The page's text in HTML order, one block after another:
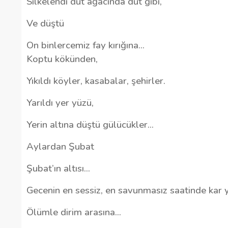
Ve düştü
On binlercemiz fay kırığına...
Koptu kökünden,
Yıkıldı köyler, kasabalar, şehirler.
Yarıldı yer yüzü,
Yerin altına düştü gülücükler...
Aylardan Şubat
Şubat’ın altısı...
Gecenin en sessiz, en savunmasız saatinde kar
Ölümle dirim arasına...